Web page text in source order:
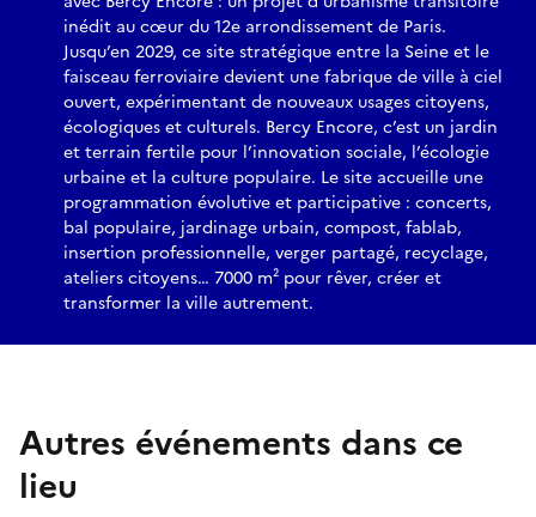
inédit au cœur du 12e arrondissement de Paris.
Jusqu’en 2029, ce site stratégique entre la Seine et le
faisceau ferroviaire devient une fabrique de ville à ciel
ouvert, expérimentant de nouveaux usages citoyens,
écologiques et culturels. Bercy Encore, c’est un jardin
et terrain fertile pour l’innovation sociale, l’écologie
urbaine et la culture populaire. Le site accueille une
programmation évolutive et participative : concerts,
bal populaire, jardinage urbain, compost, fablab,
insertion professionnelle, verger partagé, recyclage,
ateliers citoyens… 7000 m² pour rêver, créer et
transformer la ville autrement.
Autres événements dans ce
lieu